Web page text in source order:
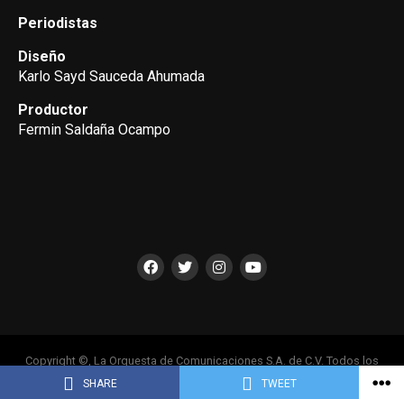
SHARE TWEET
Periodistas
Diseño
Karlo Sayd Sauceda Ahumada
Productor
Fermin Saldaña Ocampo
Copyright ©, La Orquesta de Comunicaciones S.A. de C.V. Todos los
Derechos Reservados